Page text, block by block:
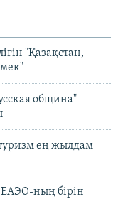
"Қазақстан,
община"
ең жылдам
ның бірін